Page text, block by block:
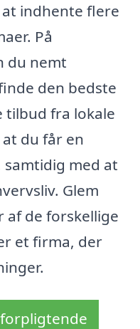
indhente flere
På
du nemt
den bedste
tilbud fra lokale
du får en
med at
Glem
af de forskellige
et firma, der